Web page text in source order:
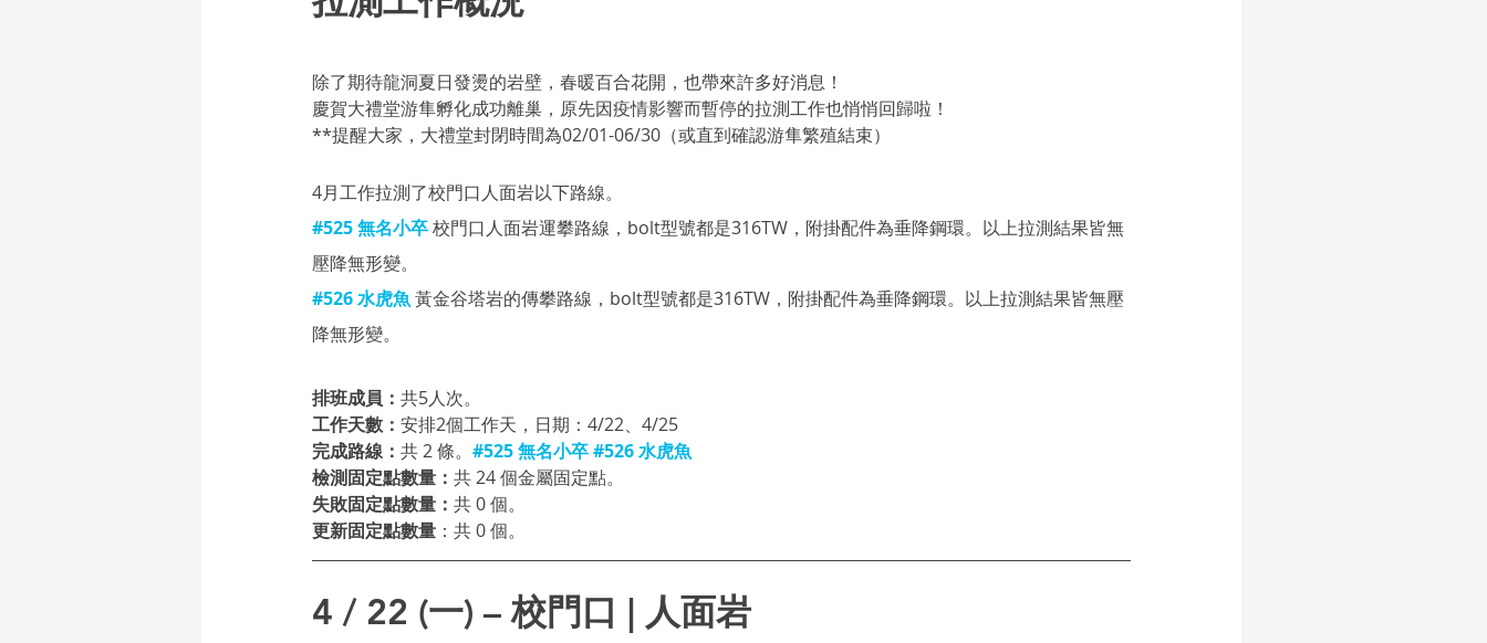
除了期待龍洞夏日發燙的岩壁， 春暖百合花開，也帶來許多好消息！
慶賀大禮堂游隼孵化成功離巢 ，原先因疫情影響而暫停的拉測工作也悄悄回歸啦！
**提醒大家，大禮堂封閉時間為02/01-06/30（或直到確認游隼繁殖結束）
4月工作拉測了校門口人面岩以下路線。
#525 無名小卒校門口人面岩運攀路線 ，bolt型號都是316TW，附掛配件為垂降鋼環。以上拉測結果皆無
壓降無形變。
#526 水虎魚黃金谷塔岩的傳攀路線，bolt型號都是316TW，附掛配件為垂降鋼環。以上拉測結果皆無壓
降無形變。
排班成員： 共5人次。
工作天數： 安排2個工作天，日期：4/22、4/25
完成路線： 共 2 條。 #525 無名小卒#526 水虎魚
檢測固定點數量： 共 24 個金屬固定點。
失敗固定點數量： 共 0 個。
更新固定點數量 ： 共 0 個。
4 / 22 (一) – 校門口 | 人面岩